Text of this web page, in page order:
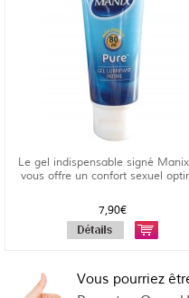
Le gel indispensable signé
vous offre un confort sexuel
7,90€
Vous pourriez